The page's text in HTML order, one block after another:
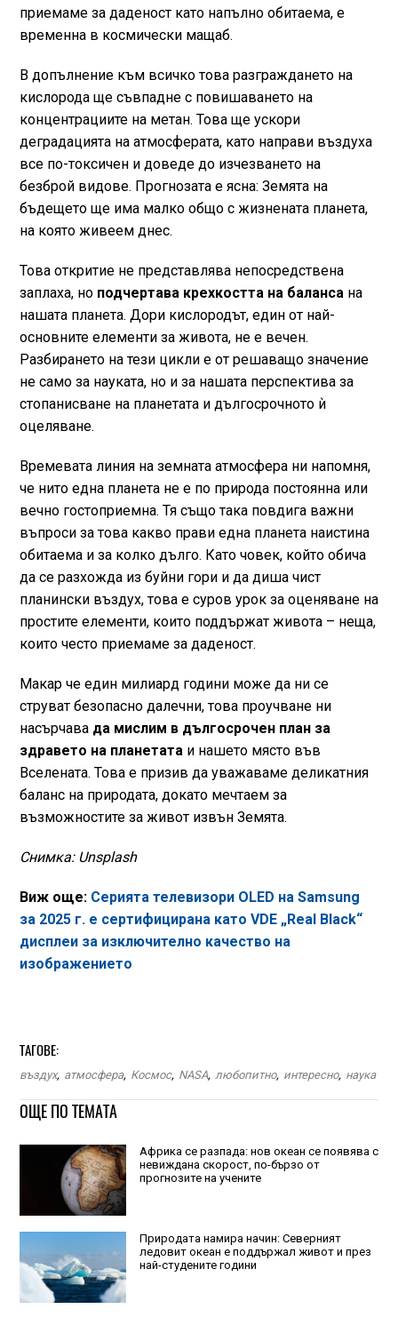
приемаме за даденост като напълно обитаема, е
временна в космически мащаб.
В допълнение към всичко това разграждането на
кислорода ще съвпадне с повишаването на
концентрациите на метан. Това ще ускори
деградацията на атмосферата, като направи въздуха
все по-токсичен и доведе до изчезването на
безброй видове. Прогнозата е ясна: Земята на
бъдещето ще има малко общо с жизнената планета,
на която живеем днес.
Това откритие не представлява непосредствена
заплаха, но подчертава крехкостта на балансана
нашата планета. Дори кислородът, един от най-
основните елементи за живота, не е вечен.
Разбирането на тези цикли е от решаващо значение
не само за науката, но и за нашата перспектива за
стопанисване на планетата и дългосрочното ѝ
оцеляване.
Времевата линия на земната атмосфера ни напомня,
че нито една планета не е по природа постоянна или
вечно гостоприемна. Тя също така повдига важни
въпроси за това какво прави една планета наистина
обитаема и за колко дълго. Като човек, който обича
да се разхожда из буйни гори и да диша чист
планински въздух, това е суров урок за оценяване на
простите елементи, които поддържат живота – неща,
които често приемаме за даденост.
Макар че един милиард години може да ни се
струват безопасно далечни, това проучване ни
насърчавада мислим в дългосрочен план за
здравето на планетатаи нашето място във
Вселената. Това е призив да уважаваме деликатния
баланс на природата, докато мечтаем за
възможностите за живот извън Земята.
Снимка: Unsplash
Виж още: Серията телевизори OLED на Samsung
за 2025 г. е сертифицирана като VDE „Real Black“
дисплеи за изключително качество на
изображението
ТАГОВЕ:
въздух, атмосфера, Космос, NASA, любопитно, интересно, наука
ОЩЕ ПО ТЕМАТА
Африка се разпада: нов океан се появява с
невиждана скорост, по-бързо от
прогнозите на учените
Природата намира начин: Северният
ледовит океан е поддържал живот и през
най-студените години